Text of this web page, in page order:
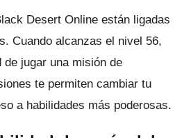
Desert Online están ligadas
Cuando alcanzas el nivel 56,
de jugar una misión de
te permiten cambiar tu
a habilidades más poderosas.